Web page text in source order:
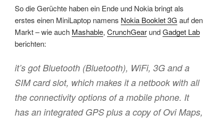
So die Gerüchte haben ein Ende und Nokia bringt als
erstes einen MiniLaptop namens Nokia Booklet 3G auf den
Markt – wie auch Mashable, CrunchGear undGadget Lab
berichten:
it’s got Bluetooth (Bluetooth), WiFi, 3G and a
SIM card slot, which makes it a netbook with all
the connectivity options of a mobile phone. It
has an integrated GPS plus a copy of Ovi Maps,